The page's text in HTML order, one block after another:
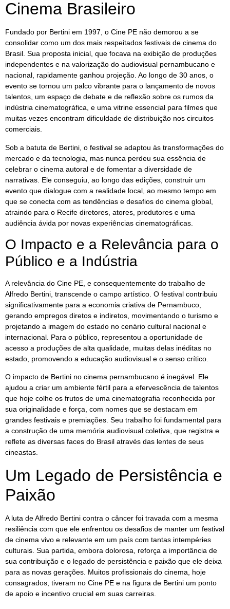
Cinema Brasileiro
Fundado por Bertini em 1997, o Cine PE não demorou a se
consolidar como um dos mais respeitados festivais de cinema do
Brasil. Sua proposta inicial, que focava na exibição de produções
independentes e na valorização do audiovisual pernambucano e
nacional, rapidamente ganhou projeção. Ao longo de 30 anos, o
evento se tornou um palco vibrante para o lançamento de novos
talentos, um espaço de debate e de reflexão sobre os rumos da
indústria cinematográfica, e uma vitrine essencial para filmes que
muitas vezes encontram dificuldade de distribuição nos circuitos
comerciais.
Sob a batuta de Bertini, o festival se adaptou às transformações do
mercado e da tecnologia, mas nunca perdeu sua essência de
celebrar o cinema autoral e de fomentar a diversidade de
narrativas. Ele conseguiu, ao longo das edições, construir um
evento que dialogue com a realidade local, ao mesmo tempo em
que se conecta com as tendências e desafios do cinema global,
atraindo para o Recife diretores, atores, produtores e uma
audiência ávida por novas experiências cinematográficas.
O Impacto e a Relevância para o
Público e a Indústria
A relevância do Cine PE, e consequentemente do trabalho de
Alfredo Bertini, transcende o campo artístico. O festival contribuiu
significativamente para a economia criativa de Pernambuco,
gerando empregos diretos e indiretos, movimentando o turismo e
projetando a imagem do estado no cenário cultural nacional e
internacional. Para o público, representou a oportunidade de
acesso a produções de alta qualidade, muitas delas inéditas no
estado, promovendo a educação audiovisual e o senso crítico.
O impacto de Bertini no cinema pernambucano é inegável. Ele
ajudou a criar um ambiente fértil para a efervescência de talentos
que hoje colhe os frutos de uma cinematografia reconhecida por
sua originalidade e força, com nomes que se destacam em
grandes festivais e premiações. Seu trabalho foi fundamental para
a construção de uma memória audiovisual coletiva, que registra e
reflete as diversas faces do Brasil através das lentes de seus
cineastas.
Um Legado de Persistência e
Paixão
A luta de Alfredo Bertini contra o câncer foi travada com a mesma
resiliência com que ele enfrentou os desafios de manter um festival
de cinema vivo e relevante em um país com tantas intempéries
culturais. Sua partida, embora dolorosa, reforça a importância de
sua contribuição e o legado de persistência e paixão que ele deixa
para as novas gerações. Muitos profissionais do cinema, hoje
consagrados, tiveram no Cine PE e na figura de Bertini um ponto
de apoio e incentivo crucial em suas carreiras.